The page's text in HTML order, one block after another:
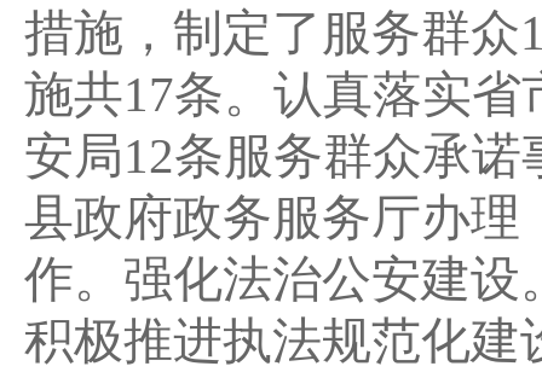
措施，制定了服务群众
施共17条。认真落实
安局12条服务群众承
县政府政务服务厅办理
作。强化法治公安建
积极推进执法规范化